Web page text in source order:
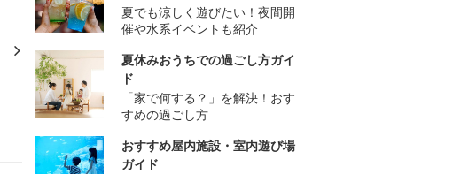
夏でも涼しく遊びたい！夜間開
催や水系イベントも紹介
夏休みおうちでの過ごし方ガイ
ド
「家で何する？」を解決！おす
すめの過ごし方
おすすめ屋内施設・室内遊び場
ガイド